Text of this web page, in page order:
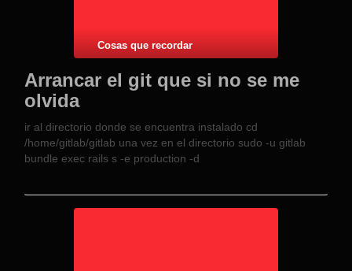
Cosas que recordar
Arrancar el git que si no se me
olvida
ir al directorio donde se encuentra instalado cd
/home/gitlab/gitlab una vez en el directorio sudo -u gitlab
bundle exec rails s -e production -d